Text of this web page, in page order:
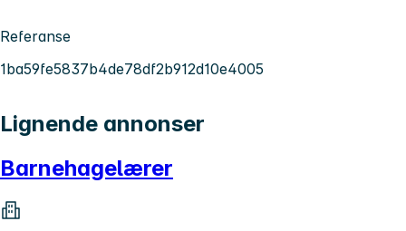
Referanse
1ba59fe5837b4de78df2b912d10e4005
Lignende annonser
Barnehagelærer